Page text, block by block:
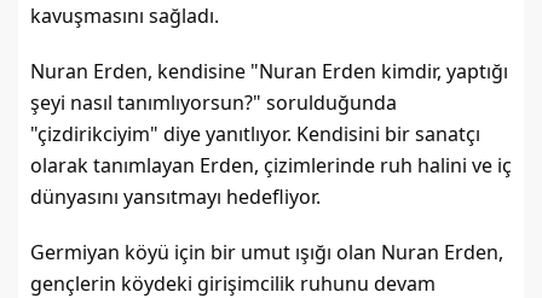
kavuşmasını sağladı.
Nuran Erden, kendisine "Nuran Erden kimdir, yaptığı
şeyi nasıl tanımlıyorsun?" sorulduğunda
"çizdirikciyim" diye yanıtlıyor. Kendisini bir sanatçı
olarak tanımlayan Erden, çizimlerinde ruh halini ve iç
dünyasını yansıtmayı hedefliyor.
Germiyan köyü için bir umut ışığı olan Nuran Erden,
gençlerin köydeki girişimcilik ruhunu devam